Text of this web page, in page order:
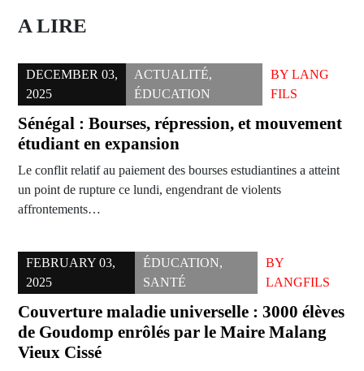
A LIRE
DECEMBER 03,
2025
ACTUALITÉ,
ÉDUCATION
BYLANG
FILS
Sénégal : Bourses, répression, et mouvement
étudiant en expansion
Le conflit relatif au paiement des bourses estudiantines a atteint
un point de rupture ce lundi, engendrant de violents
affrontements…
FEBRUARY 03,
2025
ÉDUCATION,
SANTÉ
BY
LANGFILS
Couverture maladie universelle : 3000 élèves
de Goudomp enrôlés par le Maire Malang
Vieux Cissé